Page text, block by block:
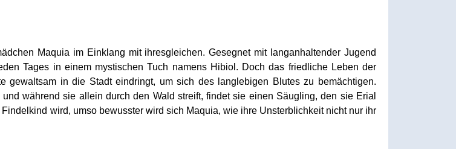
Maquia im Einklang mit ihresgleichen. Gesegnet mit langanhaltender Jugend
Tages in einem mystischen Tuch namens Hibiol. Doch das friedliche Leben der
gewaltsam in die Stadt eindringt, um sich des langlebigen Blutes zu bemächtigen.
während sie allein durch den Wald streift, findet sie einen Säugling, den sie Erial
wird, umso bewusster wird sich Maquia, wie ihre Unsterblichkeit nicht nur ihr